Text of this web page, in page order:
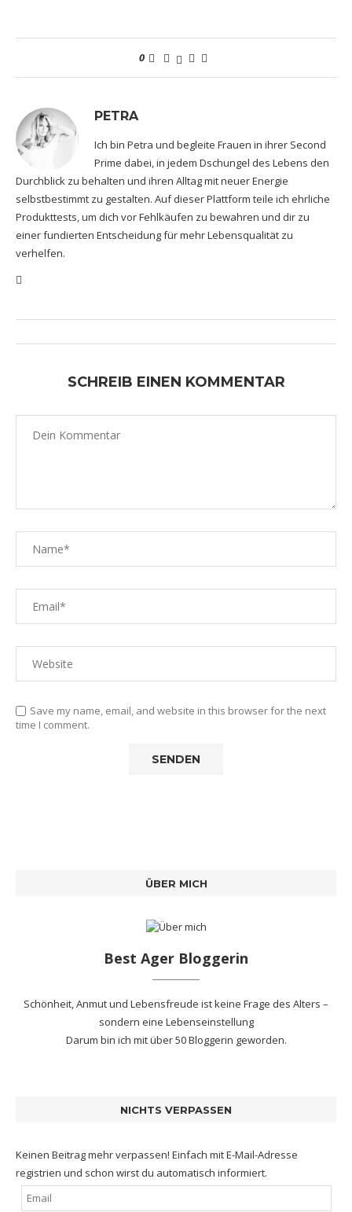
0
PETRA
Ich bin Petra und begleite Frauen in ihrer Second
Prime dabei, in jedem Dschungel des Lebens den
Durchblick zu behalten und ihren Alltag mit neuer Energie
selbstbestimmt zu gestalten. Auf dieser Plattform teile ich ehrliche
Produkttests, um dich vor Fehlkäufen zu bewahren und dir zu
einer fundierten Entscheidung für mehr Lebensqualität zu
verhelfen.
SCHREIB EINEN KOMMENTAR
Save my name, email, and website in this browser for the next
time I comment.
ÜBER MICH
Best Ager Bloggerin
Schönheit, Anmut und Lebensfreude ist keine Frage des Alters –
sondern eine Lebenseinstellung
Darum bin ich mitüber 50 Bloggerin geworden.
NICHTS VERPASSEN
Keinen Beitrag mehr verpassen! Einfach mit E-Mail-Adresse
registrien und schon wirst du automatisch informiert.